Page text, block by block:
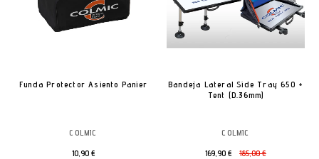
Funda Protector Asiento Panier
COLMIC
10,90 €
Bandeja Lateral Side Tray 650 +
Tent (D.36mm)
COLMIC
169,90 €
185,00 €